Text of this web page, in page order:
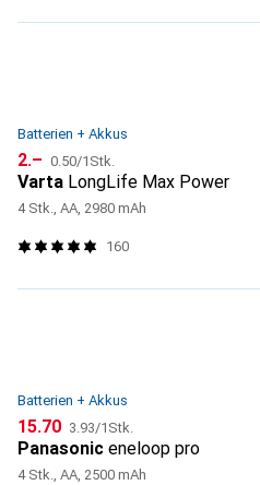
Batterien + Akkus
CHF
2.– CHF
0.50/1Stk.
Varta LongLife Max Power
4 Stk., AA, 2980 mAh
160
Batterien + Akkus
CHF
15.70 CHF
3.93/1Stk.
Panasonic eneloop pro
4 Stk., AA, 2500 mAh